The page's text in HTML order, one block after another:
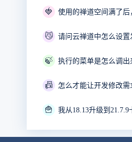
🍓 使用的禅道空间满了后
😼 请问云禅道中怎么设置
🍃 执行的菜单是怎么调出
📠 怎么才能让开发修改需
🍟 我从18.13升级到21.7.9